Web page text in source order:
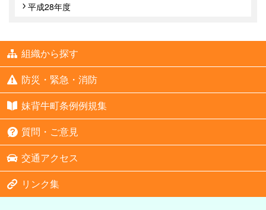
平成28年度
組織から探す
防災・緊急・消防
妹背牛町条例例規集
質問・ご意見
交通アクセス
リンク集